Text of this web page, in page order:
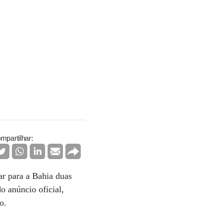
para a Bahia duas
anúncio oficial,